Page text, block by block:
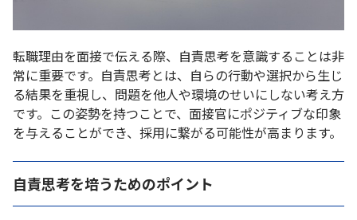
転職理由を面接で伝える際、自責思考を意識することは非
常に重要です。自責思考とは、自らの行動や選択から生じ
る結果を重視し、問題を他人や環境のせいにしない考え方
です。この姿勢を持つことで、面接官にポジティブな印象
を与えることができ、採用に繋がる可能性が高まります。
自責思考を培うためのポイント